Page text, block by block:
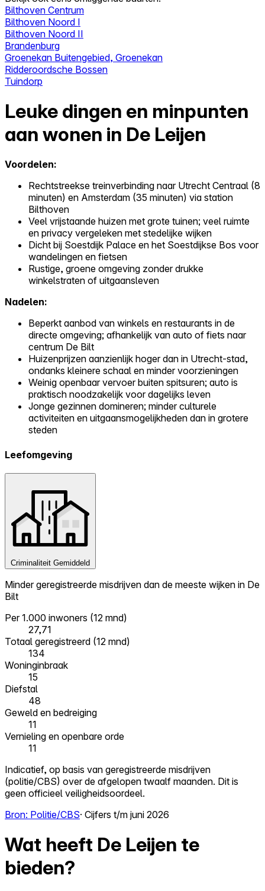
Bilthoven Centrum
Bilthoven Noord I
Bilthoven Noord II
Brandenburg
Groenekan Buitengebied, Groenekan
Ridderoordsche Bossen
Tuindorp
Leuke dingen en minpunten
aan wonen in De Leijen
Voordelen:
Rechtstreekse treinverbinding naar Utrecht Centraal (8
minuten) en Amsterdam (35 minuten) via station
Bilthoven
Veel vrijstaande huizen met grote tuinen; veel ruimte
en privacy vergeleken met stedelijke wijken
Dicht bij Soestdijk Palace en het Soestdijkse Bos voor
wandelingen en fietsen
Rustige, groene omgeving zonder drukke
winkelstraten of uitgaansleven
Nadelen:
Beperkt aanbod van winkels en restaurants in de
directe omgeving; afhankelijk van auto of fiets naar
centrum De Bilt
Huizenprijzen aanzienlijk hoger dan in Utrecht-stad,
ondanks kleinere schaal en minder voorzieningen
Weinig openbaar vervoer buiten spitsuren; auto is
praktisch noodzakelijk voor dagelijks leven
Jonge gezinnen domineren; minder culturele
activiteiten en uitgaansmogelijkheden dan in grotere
steden
Leefomgeving
Criminaliteit Gemiddeld
Minder geregistreerde misdrijven dan de meeste wijken in De
Bilt
Per 1.000 inwoners (12 mnd)
27,71
Totaal geregistreerd (12 mnd)
134
Woninginbraak
15
Diefstal
48
Geweld en bedreiging
11
Vernieling en openbare orde
11
Indicatief, op basis van geregistreerde misdrijven
(politie/CBS) over de afgelopen twaalf maanden. Dit is
geen officieel veiligheidsoordeel.
Bron: Politie/CBS· Cijfers t/m juni 2026
Wat heeft De Leijen te
bieden?